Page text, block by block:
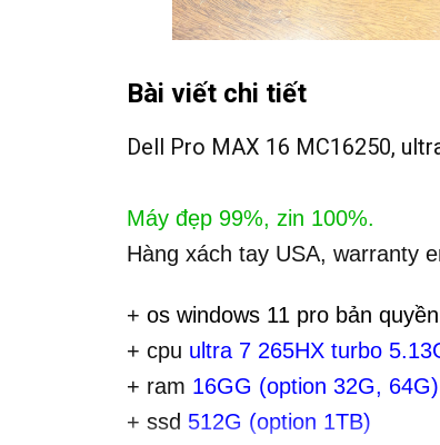
Bài viết chi tiết
Dell Pro MAX 16 MC16250,
Máy đẹp 99%, zin 100%.
Hàng xách tay USA, warranty
+ os windows 11 pro bản
+ cpu ultra 7 265HX turbo
+ ram 16GG (option 32G, 64G)
+ ssd 512G (option 1TB)